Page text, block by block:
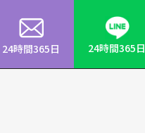
24時間365日 24時間365日